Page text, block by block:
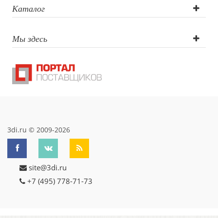
лазер),
Гравировка (CO2
лазер),
Гравировка
лазер),
Трафаретная
печать круговая
Каталог
Мы здесь
3di.ru © 2009-2026
site@3di.ru
+7 (495) 778-71-73